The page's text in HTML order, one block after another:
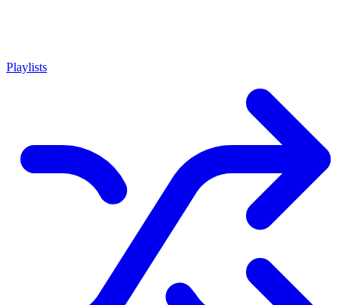
Playlists